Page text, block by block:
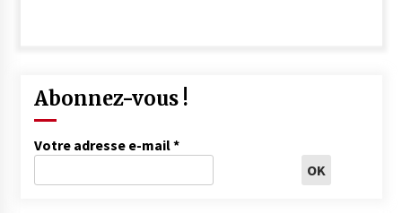
Abonnez-vous !
Votre adresse e-mail*